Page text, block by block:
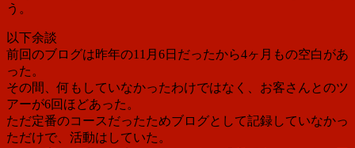
う。
以下余談
前回のブログは昨年の11月6日だったから4ヶ月もの空白があ
った。
その間、何もしていなかったわけではなく、お客さんとのツ
アーが6回ほどあった。
ただ定番のコースだったためブログとして記録していなかっ
ただけで、活動はしていた。